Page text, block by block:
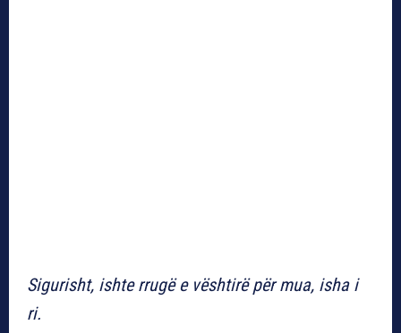
Sigurisht, ishte rrugë e vështirë për mua, isha i
ri.